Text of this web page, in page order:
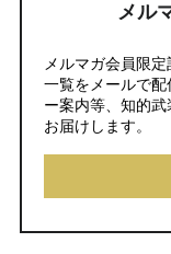
メル
メルマガ会員限
一覧をメールで
ー案内等、知的
お届けします。